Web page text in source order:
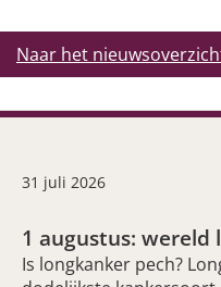
Naar het
31 juli 2026
1 augustus: wereld
Is longkanker pech?